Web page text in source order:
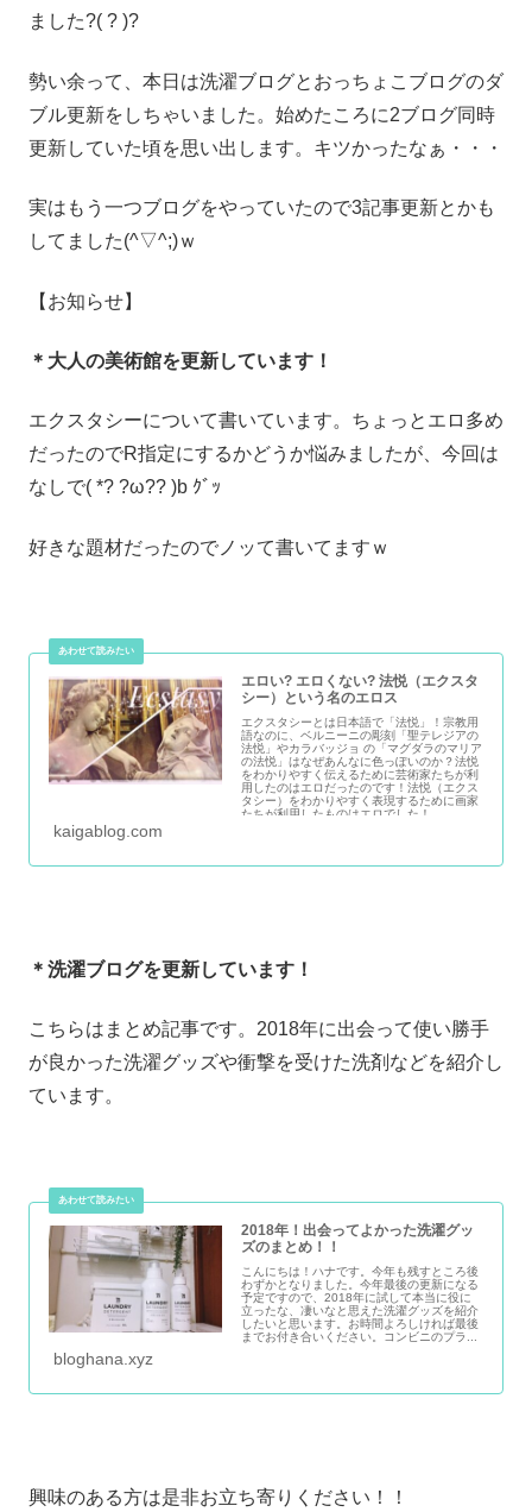
ました?( ? )?
勢い余って、本日は洗濯ブログとおっちょこブログのダ
ブル更新をしちゃいました。始めたころに2ブログ同時
更新していた頃を思い出します。キツかったなぁ・・・
実はもう一つブログをやっていたので3記事更新とかも
してました(^▽^;)ｗ
【お知らせ】
＊大人の美術館を更新しています！
エクスタシーについて書いています。ちょっとエロ多め
だったのでR指定にするかどうか悩みましたが、今回は
なしで( *? ?ω?? )b ｸﾞｯ
好きな題材だったのでノッて書いてますｗ
エロい? エロくない? 法悦（エクスタ
シー）という名のエロス
エクスタシーとは日本語で「法悦」！宗教用
語なのに、ベルニーニの彫刻「聖テレジアの
法悦」やカラバッジョ の「マグダラのマリア
の法悦」はなぜあんなに色っぽいのか？法悦
をわかりやすく伝えるために芸術家たちが利
用したのはエロだったのです！法悦（エクス
タシー）をわかりやすく表現するために画家
たちが利用したものはエロでした！
kaigablog.com
＊洗濯ブログを更新しています！
こちらはまとめ記事です。2018年に出会って使い勝手
が良かった洗濯グッズや衝撃を受けた洗剤などを紹介し
ています。
2018年！出会ってよかった洗濯グッ
ズのまとめ！！
こんにちは！ハナです。今年も残すところ後
わずかとなりました。今年最後の更新になる
予定ですので、2018年に試して本当に役に
立ったな、凄いなと思えた洗濯グッズを紹介
したいと思います。お時間よろしければ最後
までお付き合いください。コンビニのプラ...
bloghana.xyz
興味のある方は是非お立ち寄りください！！